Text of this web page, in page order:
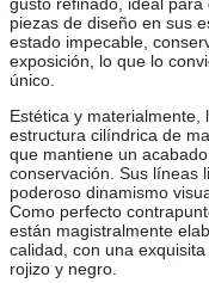
gusto refinado, ideal
piezas de diseño en sus
estado impecable,
exposición, lo que lo
único.
Estética y materialmente,
estructura cilíndrica de
que mantiene un
conservación. Sus líneas
poderoso dinamismo
Como perfecto
están magistralmente
calidad, con una
rojizo y negro.